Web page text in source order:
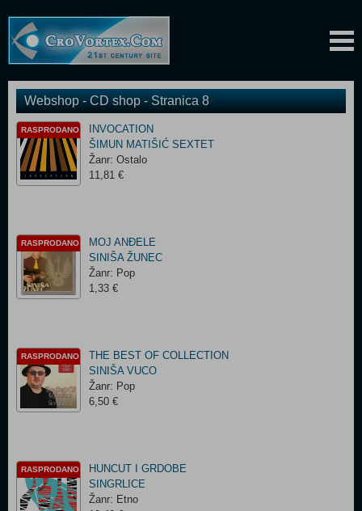
Webshop - CD shop - Stranica 8
RASPRODANO
INVOCATION
ŠIMUN MATIŠIĆ SEXTET
Žanr: Ostalo
11,81 €
RASPRODANO
MOJ ANĐELE
SINIŠA ŽUNEC
Žanr: Pop
1,33 €
RASPRODANO
THE BEST OF COLLECTION
SINIŠA VUCO
Žanr: Pop
6,50 €
RASPRODANO
HUNCUT I GRDOBE
SINGRLICE
Žanr: Etno